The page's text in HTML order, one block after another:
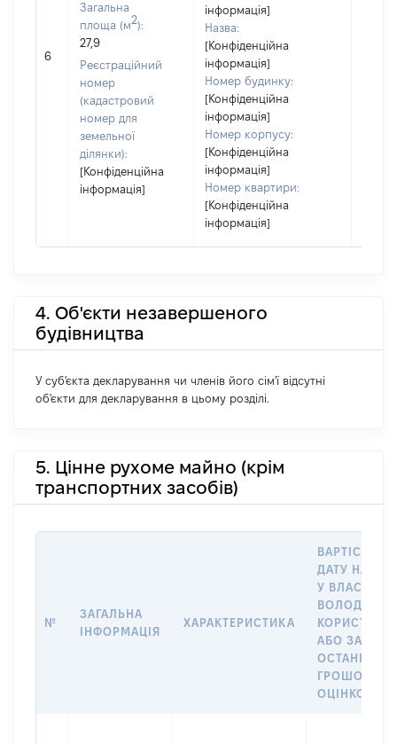
6
Загальна
площа (м2):
27,9
Реєстраційний
номер
(кадастровий
номер для
земельної
ділянки):
[Конфіденційна
інформація]
інформація]
Назва:
[Конфіденційна
інформація]
Номер будинку:
[Конфіденційна
інформація]
Номер корпусу:
[Конфіденційна
інформація]
Номер квартири:
[Конфіденційна
інформація]
4. Об'єкти незавершеного
будівництва
У суб'єкта декларування чи членів його сім'ї відсутні
об'єкти для декларування в цьому розділі.
5. Цінне рухоме майно (крім
транспортних засобів)
№
ЗАГАЛЬНА
ІНФОРМАЦІЯ
ХАРАКТЕРИСТИКА
ВАРТІСТЬ НА
ДАТУ
У
ВОЛОДІННЯ
АБО ЗА
ГРОШОВОЮ
ОЦІНКОЮ